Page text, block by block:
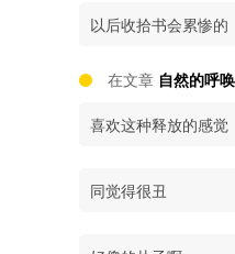
以后收拾书会累惨的
在文章 自然的呼
喜欢这种释放的感觉
同觉得很丑